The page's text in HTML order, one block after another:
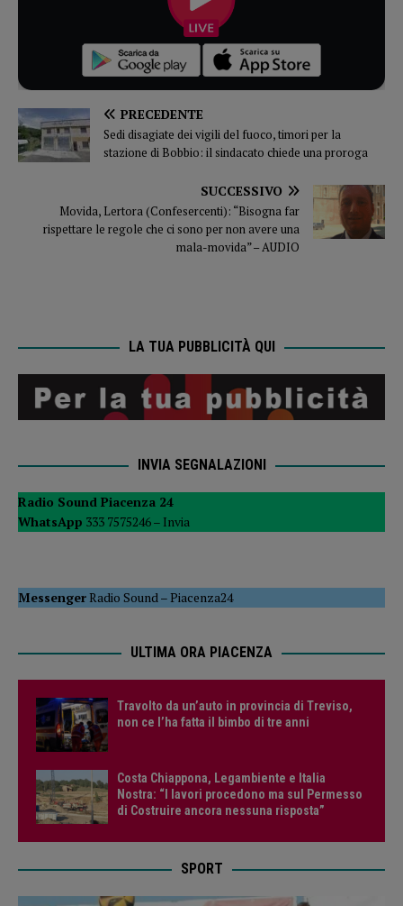
PRECEDENTE
Sedi disagiate dei vigili del fuoco, timori per la
stazione di Bobbio: il sindacato chiede una proroga
SUCCESSIVO
Movida, Lertora (Confesercenti): “Bisogna far
rispettare le regole che ci sono per non avere una
mala-movida” – AUDIO
LA TUA PUBBLICITÀ QUI
INVIA SEGNALAZIONI
Radio Sound Piacenza 24
WhatsApp 333 7575246 – Invia
MessengerRadio Sound –Piacenza24
ULTIMA ORA PIACENZA
Travolto da un’auto in provincia di Treviso,
non ce l’ha fatta il bimbo di tre anni
Costa Chiappona, Legambiente e Italia
Nostra: “I lavori procedono ma sul Permesso
di Costruire ancora nessuna risposta”
SPORT